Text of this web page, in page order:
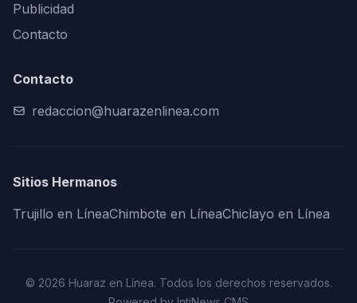
Publicidad
Contacto
Contacto
redaccion@huarazenlinea.com
Sitios Hermanos
Trujillo en LíneaChimbote en LíneaChiclayo en Línea
© 2026 Huaraz en Línea. Todos los derechos reservados.